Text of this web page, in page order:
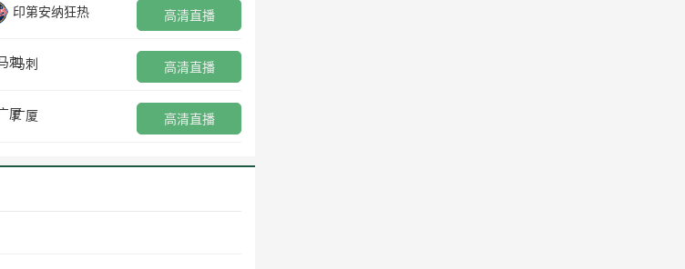
印第安纳狂热 高清直播
马刺 高清直播
广厦 高清直播